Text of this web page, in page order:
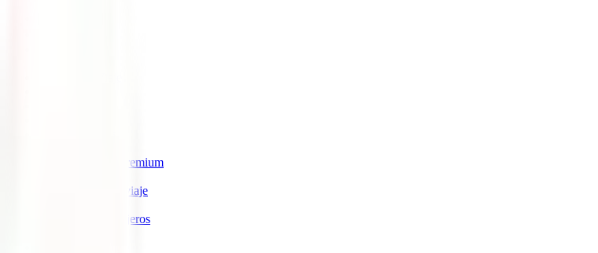
IATI Anulación Premium
IATI Anual Multiviaje
IATI Grandes Viajeros